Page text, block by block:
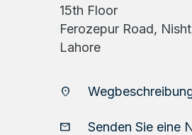
15th Floor
Ferozepur Road,
Lahore
location_on
email Senden Sie eine